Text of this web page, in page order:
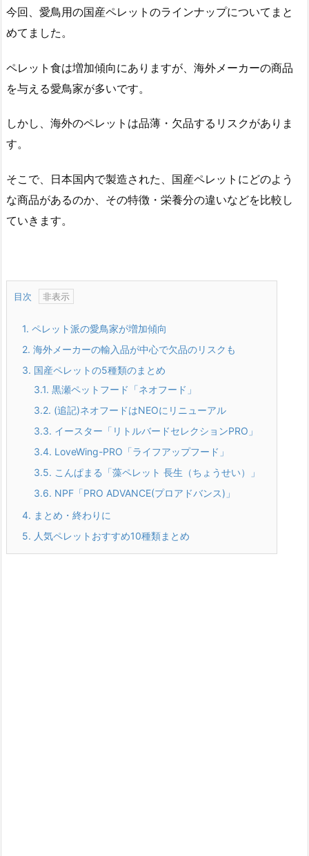
今回、愛鳥用の国産ペレットのラインナップについてまと
めてました。
ペレット食は増加傾向にありますが、海外メーカーの商品
を与える愛鳥家が多いです。
しかし、海外のペレットは品薄・欠品するリスクがありま
す。
そこで、日本国内で製造された、国産ペレットにどのよう
な商品があるのか、その特徴・栄養分の違いなどを比較し
ていきます。
目次
1. ペレット派の愛鳥家が増加傾向
2. 海外メーカーの輸入品が中心で欠品のリスクも
3. 国産ペレットの5種類のまとめ
3.1. 黒瀬ペットフード「ネオフード」
3.2. (追記)ネオフードはNEOにリニューアル
3.3. イースター「リトルバードセレクションPRO」
3.4. LoveWing-PRO「ライフアップフード」
3.5. こんぱまる「藻ペレット 長生（ちょうせい）」
3.6. NPF「PRO ADVANCE(プロアドバンス)」
4. まとめ・終わりに
5. 人気ペレットおすすめ10種類まとめ